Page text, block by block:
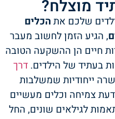
מוצלח?
שלכם אתהכלים
, הגיע הזמן לחשוב מעבר
חיים הן ההשקעה הטובה
בעתיד של הילדים. דרך
ייחודיות שמשלבות
צמיחה וכלים מעשיים
לגילאים שונים, החל